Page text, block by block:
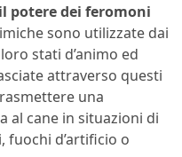
potere dei feromoni
sono utilizzate dai
stati d’animo ed
attraverso questi
una
al cane in situazioni di
fuochi d’artificio o